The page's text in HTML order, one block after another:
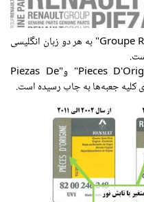
• عبارت "Group Renault" و "Groupe Renault" به هر دو زبان انگلیسی
• عبارت "Genuine Parts" و "Pieces D'Origine" و"Piezas De
کلیه جعبه‌ها به چاپ رسیده است.